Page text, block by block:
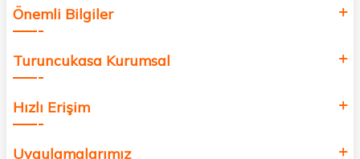
Önemli Bilgiler
Turuncukasa Kurumsal
Hızlı Erişim
Uygulamalarımız